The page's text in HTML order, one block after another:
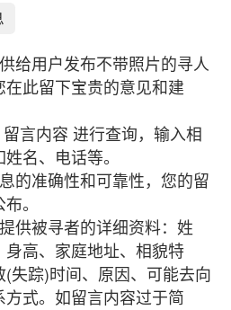
给用户发布不带照片的寻人
此留下宝贵的意见和建
言内容 进行查询，输入相
名、电话等。
的准确性和可靠性，您的留
。
供被寻者的详细资料：姓
高、家庭地址、相貌特
失踪)时间、原因、可能去向
式。如留言内容过于简